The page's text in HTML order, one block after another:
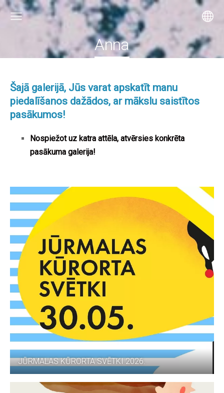
Anna
Šajā galerijā, Jūs varat apskatīt manu
piedalīšanos dažādos, ar mākslu saistītos
pasākumos!
Nospiežot uz katra attēla, atvērsies konkrēta
pasākuma galerija!
JŪRMALAS KŪRORTA SVĒTKI 2026.